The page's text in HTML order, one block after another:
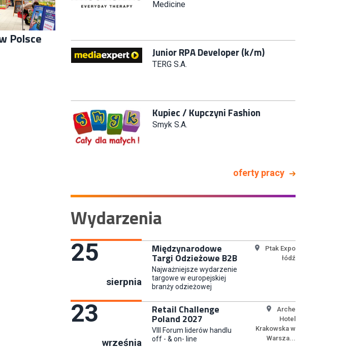
Polsce
Zastępca Kierownika Salonu CH
Riviera (m/k)
Specjalista/tka ds. Utrzymania
Ruchu
Key Account Manager Meble
Sprzedaży B2B (K/M/N)
Euro-net Sp. z o.o.
Key Account Manager
Puccini
oferty pracy
Wydarzenia
25
sierpnia
Międzynarodowe
Targi Odzieżowe B2B
Najważniejsze wydarzenie
targowe w europejskiej
branży odzieżowej
Ptak Expo
łódź
23
września
Retail Challenge
Poland 2027
VIII Forum liderów handlu
off - & on- line
Arche
Hotel
Krakowska w
Warsza...